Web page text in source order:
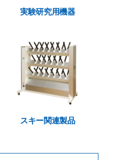
実験研究用機器
スキー関連製品